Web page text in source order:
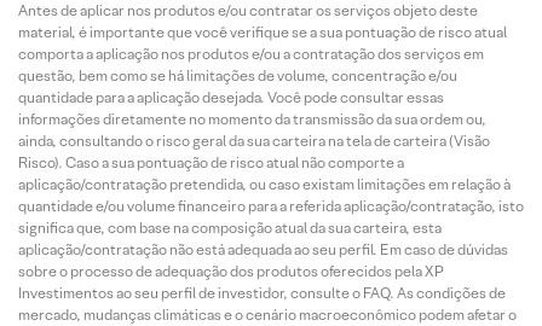
Antes de aplicar nos produtos e/ou contratar os serviços objeto deste
material, é importante que você verifique se a sua pontuação de risco atual
comporta a aplicação nos produtos e/ou a contratação dos serviços em
questão, bem como se há limitações de volume, concentração e/ou
quantidade para a aplicação desejada. Você pode consultar essas
informações diretamente no momento da transmissão da sua ordem ou,
ainda, consultando o risco geral da sua carteira na tela de carteira (Visão
Risco). Caso a sua pontuação de risco atual não comporte a
aplicação/contratação pretendida, ou caso existam limitações em relação à
quantidade e/ou volume financeiro para a referida aplicação/contratação, isto
significa que, com base na composição atual da sua carteira, esta
aplicação/contratação não está adequada ao seu perfil. Em caso de dúvidas
sobre o processo de adequação dos produtos oferecidos pela XP
Investimentos ao seu perfil de investidor, consulte o FAQ. As condições de
mercado, mudanças climáticas e o cenário macroeconômico podem afetar o